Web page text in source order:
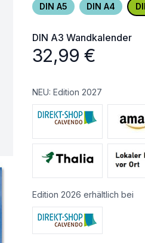
DIN A5 DIN A4
DIN A3 Wandkalender
32,99 €
NEU: Edition 2027
Edition 2026 erhältlich bei